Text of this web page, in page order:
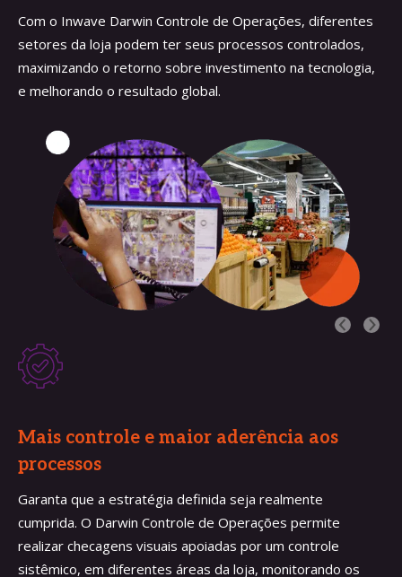
Com o Inwave Darwin Controle de Operações, diferentes
setores da loja podem ter seus processos controlados,
maximizando o retorno sobre investimento na tecnologia,
e melhorando o resultado global.
Mais controle e maior aderência aos
processos
Garanta que a estratégia definida seja realmente
cumprida. O Darwin Controle de Operações permite
realizar checagens visuais apoiadas por um controle
sistêmico, em diferentes áreas da loja, monitorando os